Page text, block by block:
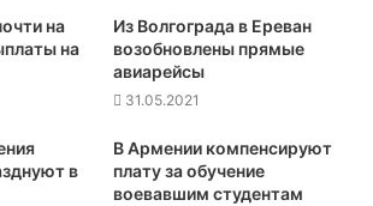
на
на
Из Волгограда в Ереван
возобновлены прямые
авиарейсы
31.05.2021
в
В Армении компенсируют
плату за обучение
воевавшим студентам